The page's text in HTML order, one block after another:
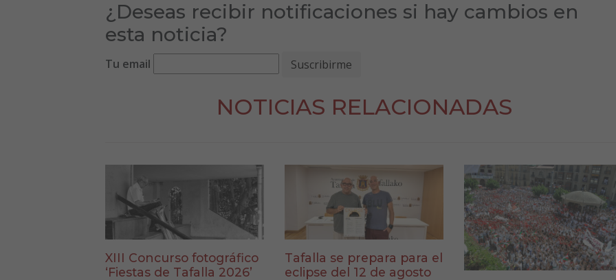
¿Deseas recibir notificaciones si hay cambios en
esta noticia?
Tu email
NOTICIAS RELACIONADAS
XIII Concurso fotográfico
‘Fiestas de Tafalla 2026’
Tafalla se prepara para el
eclipse del 12 de agosto